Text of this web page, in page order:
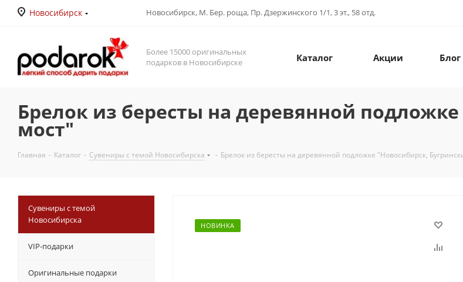
Новосибирск Новосибирск, М. Бер. роща, Пр. Дзержинского 1/1, 3 эт., 58 отд.
Более 15000 оригинальных
подарков в Новосибирске
Каталог Акции Блог
Брелок из бересты на деревянной
мост"
Главная - Каталог - Сувениры с темой Новосибирска - Брелок из бересты на деревянной подложке "Новосибирск,
НОВИНКА
Сувениры с темой
Новосибирска
VIP-подарки
Оригинальные подарки